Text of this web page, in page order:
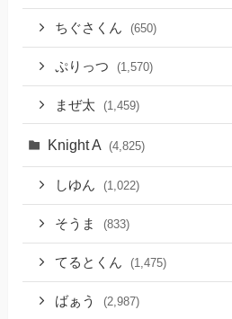
ちぐさくん (650)
ぷりっつ (1,570)
まぜ太 (1,459)
Knight A (4,825)
しゆん (1,022)
そうま (833)
てるとくん (1,475)
ばぁう (2,987)